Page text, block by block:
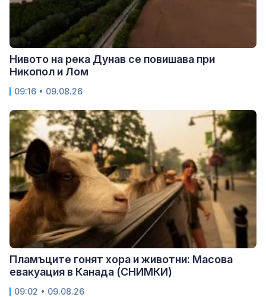
Нивото на река Дунав се повишава при
Никопол и Лом
09:16 • 09.08.26
Пламъците гонят хора и животни: Масова
евакуация в Канада (СНИМКИ)
09:02 • 09.08.26